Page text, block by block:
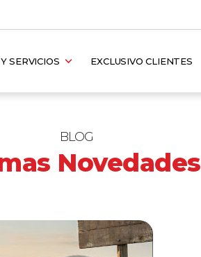
SERVICIOS EXCLUSIVO CLIENTES
BLOG
Novedades